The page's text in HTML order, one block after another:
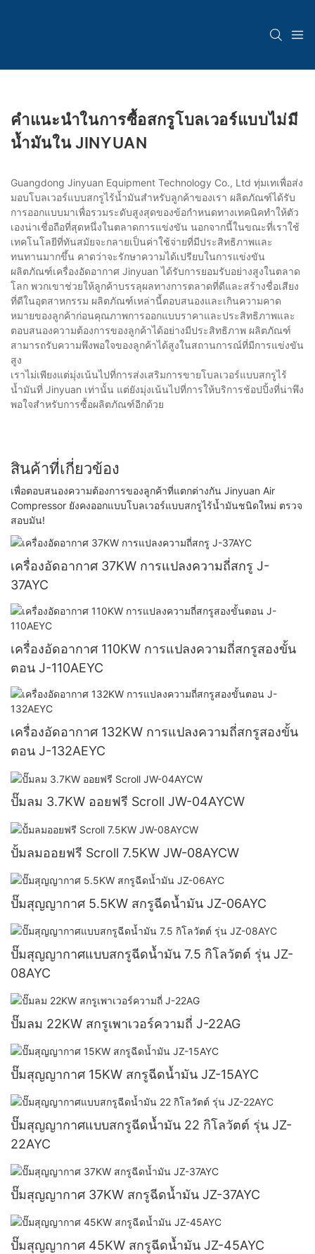
คำแนะนำในการซื้อสกรูโบลเวอร์แบบไม่มี
น้ำมันใน JINYUAN
Guangdong Jinyuan Equipment Technology Co., Ltd ทุ่มเทเพื่อส่ง
มอบโบลเวอร์แบบสกรูไร้น้ำมันสำหรับลูกค้าของเรา ผลิตภัณฑ์ได้รับ
การออกแบบมาเพื่อรวมระดับสูงสุดของข้อกำหนดทางเทคนิคทำให้ตัว
เองน่าเชื่อถือที่สุดหนึ่งในตลาดการแข่งขัน นอกจากนี้ในขณะที่เราใช้
เทคโนโลยีที่ทันสมัยจะกลายเป็นค่าใช้จ่ายที่มีประสิทธิภาพและ
ทนทานมากขึ้น คาดว่าจะรักษาความได้เปรียบในการแข่งขัน
ผลิตภัณฑ์เครื่องอัดอากาศ Jinyuan ได้รับการยอมรับอย่างสูงในตลาด
โลก พวกเขาช่วยให้ลูกค้าบรรลุผลทางการตลาดที่ดีและสร้างชื่อเสียง
ที่ดีในอุตสาหกรรม ผลิตภัณฑ์เหล่านี้ตอบสนองและเกินความคาด
หมายของลูกค้าก่อนคุณภาพการออกแบบราคาและประสิทธิภาพและ
ตอบสนองความต้องการของลูกค้าได้อย่างมีประสิทธิภาพ ผลิตภัณฑ์
สามารถรับความพึงพอใจของลูกค้าได้สูงในสถานการณ์ที่มีการแข่งขัน
สูง
เราไม่เพียงแต่มุ่งเน้นไปที่การส่งเสริมการขายโบลเวอร์แบบสกรูไร้
น้ำมันที่ Jinyuan เท่านั้น แต่ยังมุ่งเน้นไปที่การให้บริการช้อปปิ้งที่น่าพึง
พอใจสำหรับการซื้อผลิตภัณฑ์อีกด้วย
สินค้าที่เกี่ยวข้อง
เพื่อตอบสนองความต้องการของลูกค้าที่แตกต่างกัน Jinyuan Air
Compressor ยังคงออกแบบโบลเวอร์แบบสกรูไร้น้ำมันชนิดใหม่ ตรวจ
สอบมัน!
เครื่องอัดอากาศ 37KW การแปลงความถี่สกรู J-
37AYC
เครื่องอัดอากาศ 110KW การแปลงความถี่สกรูสองขั้น
ตอน J-110AEYC
เครื่องอัดอากาศ 132KW การแปลงความถี่สกรูสองขั้น
ตอน J-132AEYC
ปั๊มลม 3.7KW ออยฟรี Scroll JW-04AYCW
ปั้มลมออยฟรี Scroll 7.5KW JW-08AYCW
ปั๊มสุญญากาศ 5.5KW สกรูฉีดน้ำมัน JZ-06AYC
ปั๊มสุญญากาศแบบสกรูฉีดน้ำมัน 7.5 กิโลวัตต์ รุ่น JZ-
08AYC
ปั๊มลม 22KW สกรูเพาเวอร์ความถี่ J-22AG
ปั๊มสุญญากาศ 15KW สกรูฉีดน้ำมัน JZ-15AYC
ปั๊มสุญญากาศแบบสกรูฉีดน้ำมัน 22 กิโลวัตต์ รุ่น JZ-
22AYC
ปั๊มสุญญากาศ 37KW สกรูฉีดน้ำมัน JZ-37AYC
ปั๊มสุญญากาศ 45KW สกรูฉีดน้ำมัน JZ-45AYC